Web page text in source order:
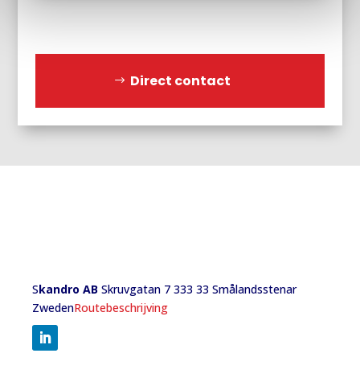
Direct contact
Skandro AB Skruvgatan 7 333 33 Smålandsstenar
ZwedenRoutebeschrijving